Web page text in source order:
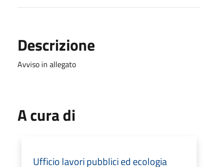
Descrizione
Avviso in allegato
A cura di
Ufficio lavori pubblici ed ecologia